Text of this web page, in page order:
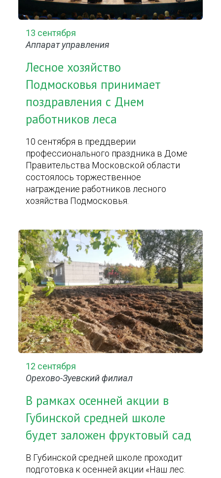
13 сентября
Аппарат управления
Лесное хозяйство
Подмосковья принимает
поздравления с Днем
работников леса
10 сентября в преддверии
профессионального праздника в Доме
Правительства Московской области
состоялось торжественное
награждение работников лесного
хозяйства Подмосковья.
12 сентября
Орехово-Зуевский филиал
В рамках осенней акции в
Губинской средней школе
будет заложен фруктовый сад
В Губинской средней школе проходит
подготовка к осенней акции «Наш лес.